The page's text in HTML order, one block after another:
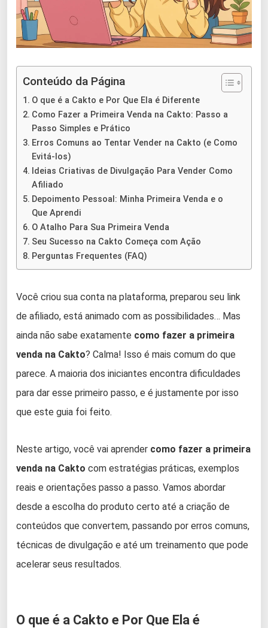
Conteúdo da Página
O que é a Cakto e Por Que Ela é Diferente
Como Fazer a Primeira Venda na Cakto: Passo a
Passo Simples e Prático
Erros Comuns ao Tentar Vender na Cakto (e Como
Evitá-los)
Ideias Criativas de Divulgação Para Vender Como
Afiliado
Depoimento Pessoal: Minha Primeira Venda e o
Que Aprendi
O Atalho Para Sua Primeira Venda
Seu Sucesso na Cakto Começa com Ação
Perguntas Frequentes (FAQ)
Você criou sua conta na plataforma, preparou seu link
de afiliado, está animado com as possibilidades… Mas
ainda não sabe exatamente como fazer a primeira
venda na Cakto? Calma! Isso é mais comum do que
parece. A maioria dos iniciantes encontra dificuldades
para dar esse primeiro passo, e é justamente por isso
que este guia foi feito.
Neste artigo, você vai aprender como fazer a primeira
venda na Cakto com estratégias práticas, exemplos
reais e orientações passo a passo. Vamos abordar
desde a escolha do produto certo até a criação de
conteúdos que convertem, passando por erros comuns,
técnicas de divulgação e até um treinamento que pode
acelerar seus resultados.
O que é a Cakto e Por Que Ela é